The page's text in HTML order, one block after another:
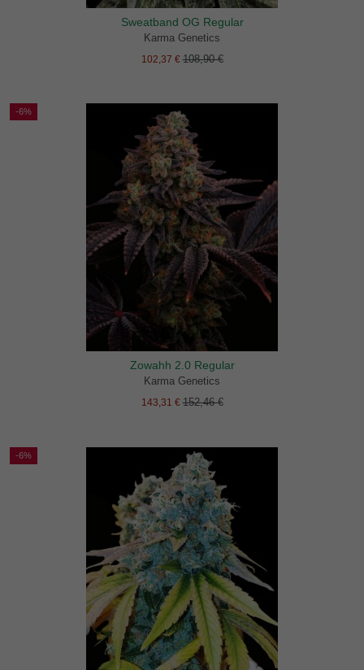
Sweatband OG Regular
Karma Genetics
102,37 €108,90 €
-6%
Zowahh 2.0 Regular
Karma Genetics
143,31 €152,46 €
-6%